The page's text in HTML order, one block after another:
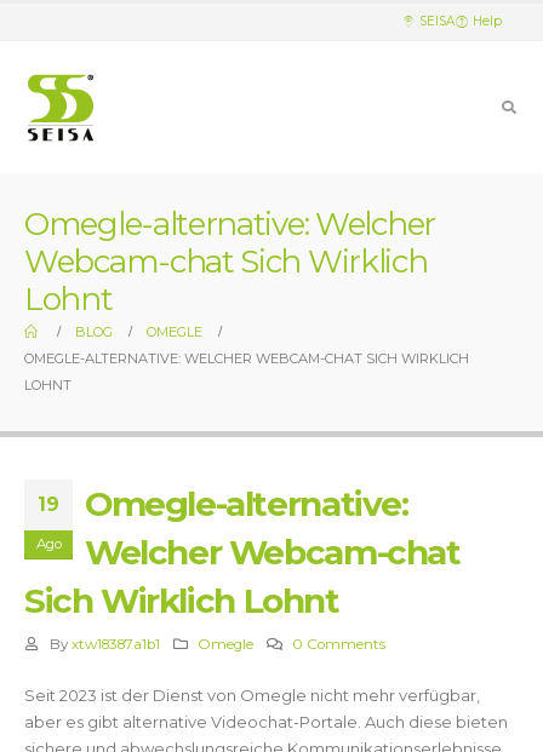
SEISA Help
Omegle-alternative: Welcher
Webcam-chat Sich Wirklich
Lohnt
BLOG
OMEGLE
OMEGLE-ALTERNATIVE: WELCHER WEBCAM-CHAT SICH WIRKLICH
LOHNT
19
Ago
Omegle-alternative:
Welcher Webcam-chat
Sich Wirklich Lohnt
By xtw18387a1b1 Omegle 0 Comments
Seit 2023 ist der Dienst von Omegle nicht mehr verfügbar,
aber es gibt alternative Videochat-Portale. Auch diese bieten